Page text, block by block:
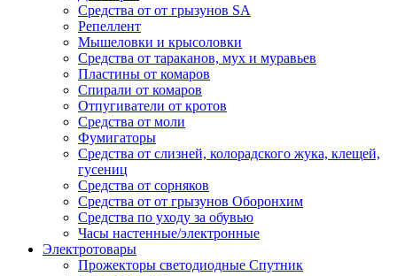
Средства от от грызунов SA
Репеллент
Мышеловки и крысоловки
Средства от тараканов, мух и муравьев
Пластины от комаров
Спирали от комаров
Отпугиватели от кротов
Средства от моли
Фумигаторы
Средства от слизней, колорадского жука, клещей,
гусениц
Средства от сорняков
Средства от от грызунов Оборонхим
Средства по уходу за обувью
Часы настенные/электронные
Электротовары
Прожекторы светодиодные Спутник